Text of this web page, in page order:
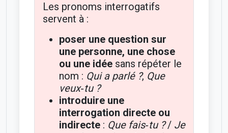
Les pronoms interrogatifs
servent à :
poser une question sur
une personne, une chose
ou une idéesans répéter le
nom : Qui a parlé ?, Que
veux‑tu ?
introduire une
interrogation directe ou
indirecte: Que fais‑tu ?/ Je